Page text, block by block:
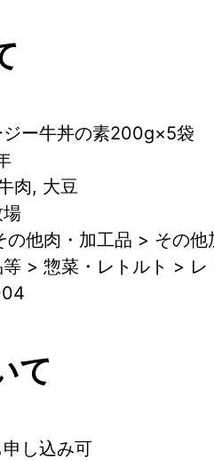
ジー牛丼の素200g×5袋
肉, 大豆
場
の他肉・加工品 > その他
> 惣菜・レトルト > レ
て
し込み可